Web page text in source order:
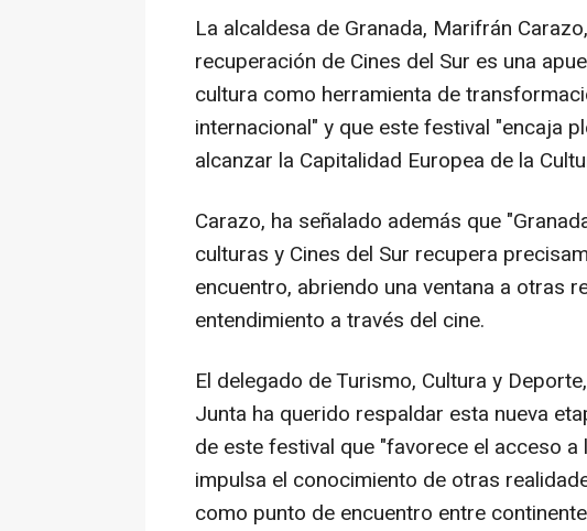
La alcaldesa de Granada, Marifrán
recuperación de Cines del Sur es una
cultura como herramienta de
internacional" y que este festival "encaja
alcanzar la Capitalidad Europea de la
Carazo, ha señalado además que
culturas y Cines del Sur recupera
encuentro, abriendo una ventana a otras
entendimiento a través del cine.
El delegado de Turismo, Cultura y
Junta ha querido respaldar esta nueva
de este festival que "favorece el acceso
impulsa el conocimiento de otras
como punto de encuentro entre